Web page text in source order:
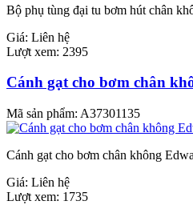
Bộ phụ tùng đại tu bơm hút chân
Giá: Liên hệ
Lượt xem: 2395
Cánh gạt cho bơm chân
Mã sản phẩm: A37301135
Cánh gạt cho bơm chân không
Giá: Liên hệ
Lượt xem: 1735